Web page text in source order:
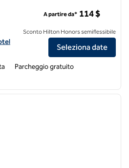
Hampton Inn Wheeling
A partire da* 114 $
Sconto Hilton Honors semiflessibile
Seleziona date
Parcheggio gratuito